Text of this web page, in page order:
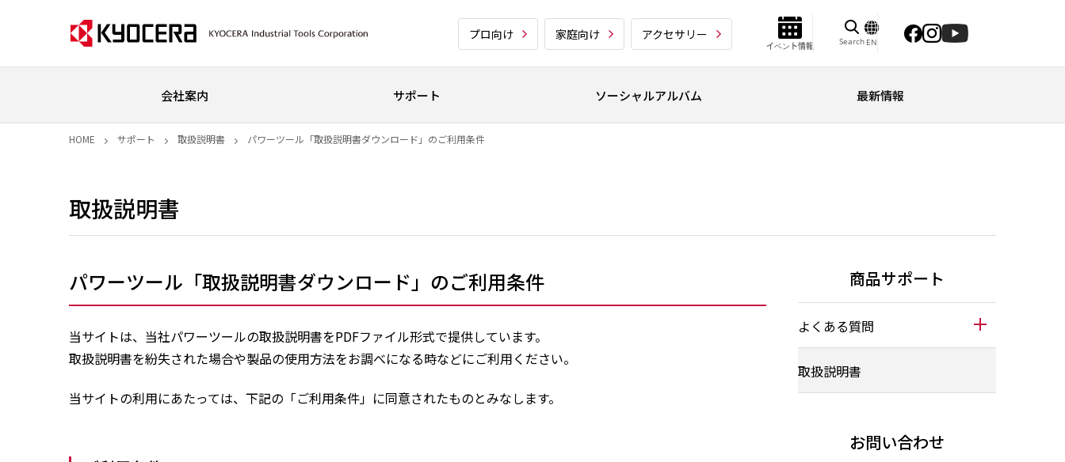
プロ向け 家庭向け アクセサリー
イベント情報 Search EN
会社案内 サポート ソーシャルアルバム 最新情報
HOME サポート 取扱説明書 パワーツール「取扱説明書ダウンロード」のご利用条件
取扱説明書
パワーツール「取扱説明書ダウンロード」のご利用条件
当サイトは、当社パワーツールの取扱説明書をPDFファイル形式で提供しています。
取扱説明書を紛失された場合や製品の使用方法をお調べになる時などにご利用ください。
当サイトの利用にあたっては、下記の「ご利用条件」に同意されたものとみなします。
商品サポート
よくある質問
取扱説明書
お問い合わせ